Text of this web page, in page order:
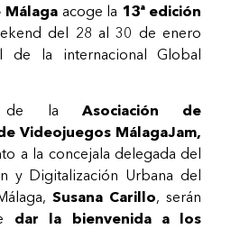
acoge la 13ª edición
del 28 al 30 de enero
de la internacional Global
de laAsociación de
Videojuegos MálagaJam,
a la concejala delegada del
y Digitalización Urbana del
Susana Carillo, serán
dar la bienvenida a los